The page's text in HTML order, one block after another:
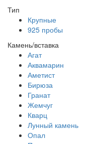
Тип
Крупные
925 пробы
Камень/вставка
Агат
Аквамарин
Аметист
Бирюза
Гранат
Жемчуг
Кварц
Лунный камень
Опал